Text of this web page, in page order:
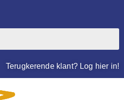
Terugkerende klant? Log hier in!